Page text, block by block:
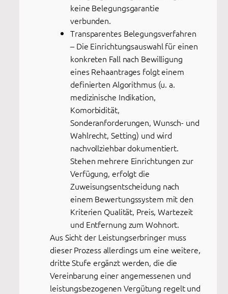
keine Belegungsgarantie
verbunden.
Transparentes Belegungsverfahren
– Die Einrichtungsauswahl für einen
konkreten Fall nach Bewilligung
eines Rehaantrages folgt einem
definierten Algorithmus (u. a.
medizinische Indikation,
Komorbidität,
Sonderanforderungen, Wunsch- und
Wahlrecht, Setting) und wird
nachvollziehbar dokumentiert.
Stehen mehrere Einrichtungen zur
Verfügung, erfolgt die
Zuweisungsentscheidung nach
einem Bewertungssystem mit den
Kriterien Qualität, Preis, Wartezeit
und Entfernung zum Wohnort.
Aus Sicht der Leistungserbringer muss
dieser Prozess allerdings um eine weitere,
dritte Stufe ergänzt werden, die die
Vereinbarung einer angemessenen und
leistungsbezogenen Vergütung regelt und